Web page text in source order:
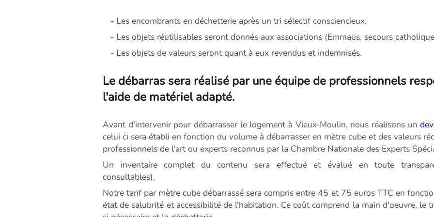
- Les encombrants en déchetterie après un tri sélectif consciencieux.
- Les objets réutilisables seront donnés aux associations (Emmaüs, secours
- Les objets de valeurs seront quant à eux revendus et indemnisés.
Le débarras sera réalisé par une équipe de professionnels
l'aide de matériel adapté.
Avant d'intervenir pour débarrasser le logement à Vieux-Moulin, nous réalisons un
celui ci sera établi en fonction du volume à débarrasser en mètre cube et des valeurs
professionnels de l'art ou experts reconnus par la Chambre Nationale des Experts
Un inventaire complet du contenu sera effectué et évalué en toute
consultables).
Notre tarif par mètre cube débarrassé sera compris entre 45 et 75 euros TTC en
état de salubrité et accessibilité de l'habitation. Ce coût comprend la main d'oeuvre, le